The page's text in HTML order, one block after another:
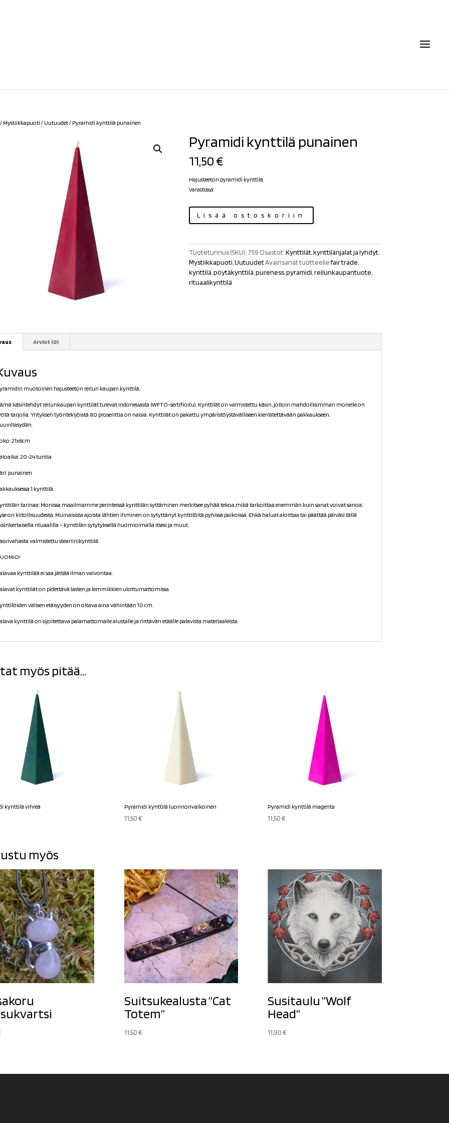
/ Mystiikkapuoti / Uutuudet/ Pyramidi kynttilä punainen
Pyramidi kynttilä punainen
11,50€
Hajusteeton pyramidi kynttilä.
Varastossa
kynttilä
Lisää ostoskoriin
Tuotetunnus (SKU): 759 Osastot:Kynttilät, kynttilänjalat ja lyhdyt,
Mystiikkapuoti,UutuudetAvainsanat tuotteellefair trade,
kynttilä,pöytäkynttilä,pureness,pyramidi,reilunkaupantuote,
rituaalikynttilä
Arviot (0)
muotoinen hajusteeton reilun kaupan kynttilä.
käsintehdyt reilunkaupan kynttilät tulevat Indonesiasta (WFTO-sertifioitu). Kynttilät on valmistettu käsin, jolloin mahdollisimman monelle on
tarjolla. Yrityksen työntekijöistä 80 prosenttia on naisia. Kynttilät on pakattu ympäristöystävälliseen kierrätettävään pakkaukseen.
21x6cm
20-24 tuntia
punainen
1 kynttilä.
tarinaa: Monissa maailmamme perinteissä kynttilän syttäminen merkitsee pyhää tekoa,mikä tarkoittaa enemmän kuin sanat voivat sanoa;
on kiitollisuudesta. Muinaisista ajoista lähtien ihminen on sytyttänyt kynttilöitä pyhissä paikoissa. Ehkä haluat aloittaa tai päättää päiväsi tällä
rituaalilla – kynttilän sytytyksellä huomioimalla itsesi ja muut.
valmistettu steariinikynttilä.
kynttilää ei saa jättää ilman valvontaa.
kynttilät on pidettävä lasten ja lemmikkien ulottumattomissa.
välisen etäisyyden on oltava aina vähintään 10 cm.
kynttilä on sijoitettava palamattomalle alustalle ja riittävän etäälle palavista materiaaleista.
myös pitää...
kynttilä vihreä Pyramidi kynttilä luonnonvalkoinen
11,50€
Pyramidi kynttilä magenta
11,50€
myös
Suitsukealusta ”Cat
Totem”
11,50€
Susitaulu ”Wolf
Head”
11,90€